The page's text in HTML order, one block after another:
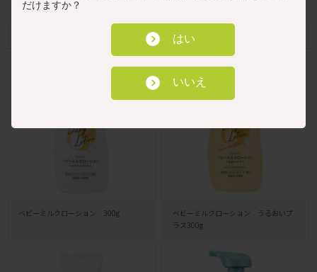
ベビーミルクローション 120g
ベビーミルクローション 300g
ベビーミルクローション うるおいプ
ラス300g
だけますか？
はい
いいえ